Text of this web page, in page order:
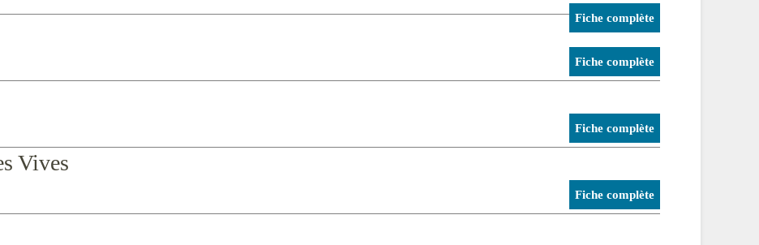
Fiche complète
Fiche complète
Fiche complète
Vives
Fiche complète